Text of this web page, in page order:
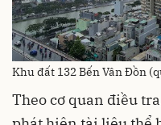
Khu đất 132 Bến Vân Đồn
Theo cơ quan điều